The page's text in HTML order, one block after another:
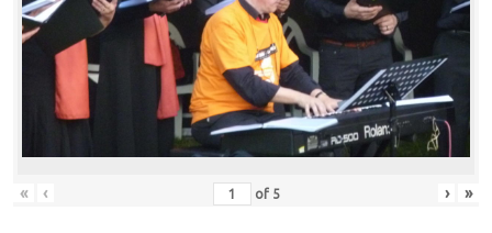
« ‹ of 5 › »